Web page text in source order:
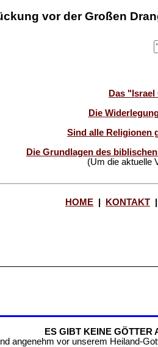
vor der Großen
Das
Die
Sind alle Religionen
Die Grundlagen des
(Um die aktuelle
HOME KONTAKT
ES GIBT KEINE GÖTTER
angenehm vor unserem Heiland-